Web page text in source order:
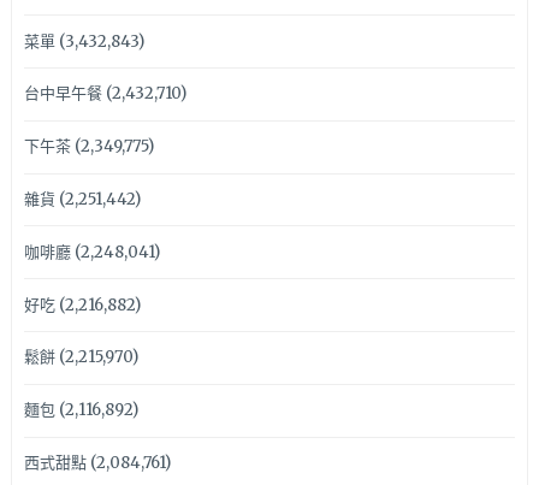
菜單(3,432,843)
台中早午餐(2,432,710)
下午茶(2,349,775)
雜貨 (2,251,442)
咖啡廳(2,248,041)
好吃(2,216,882)
鬆餅(2,215,970)
麵包(2,116,892)
西式甜點(2,084,761)